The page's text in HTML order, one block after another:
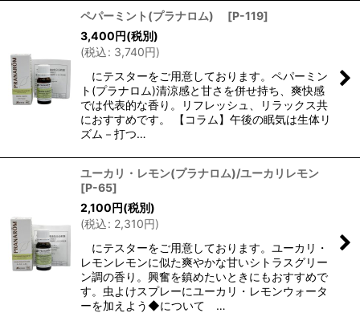
ペパーミント(プラナロム) [P-119]
3,400円(税別)
(税込: 3,740円)
にテスターをご用意しております。ペパーミン
ト(プラナロム)清涼感と甘さを併せ持ち、爽快感
では代表的な香り。リフレッシュ、リラックス共
におすすめです。 【コラム】午後の眠気は生体リ
ズム－打つ…
ユーカリ・レモン(プラナロム)/ユーカリレモン
[P-65]
2,100円(税別)
(税込: 2,310円)
にテスターをご用意しております。ユーカリ・
レモンレモンに似た爽やかな甘いシトラスグリー
ン調の香り。興奮を鎮めたいときにもおすすめで
す。虫よけスプレーにユーカリ・レモンウォータ
ーを加えよう◆について …